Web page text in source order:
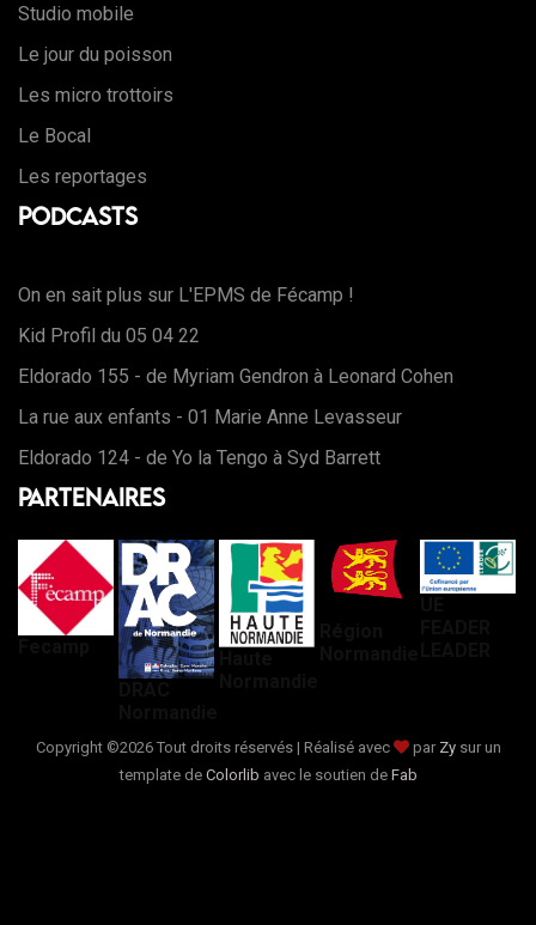
Studio mobile
Le jour du poisson
Les micro trottoirs
Le Bocal
Les reportages
Podcasts
On en sait plus sur L'EPMS de Fécamp !
Kid Profil du 05 04 22
Eldorado 155 - de Myriam Gendron à Leonard Cohen
La rue aux enfants - 01 Marie Anne Levasseur
Eldorado 124 - de Yo la Tengo à Syd Barrett
Partenaires
Copyright ©2026 Tout droits réservés | Réalisé avec par Zysur un
template de Colorlib avec le soutien de Fab